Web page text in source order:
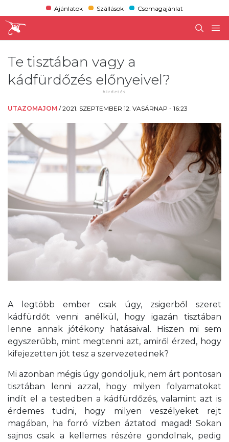
Ajánlatok Szállások Csomagajánlat
Te tisztában vagy a
kádfürdőzés előnyeivel?
UTAZOMAJOM /2021. SZEPTEMBER 12. VASÁRNAP - 16:23
A legtöbb ember csak úgy, zsigerből szeret
kádfürdőt venni anélkül, hogy igazán tisztában
lenne annak jótékony hatásaival. Hiszen mi sem
egyszerűbb, mint megtenni azt, amiről érzed, hogy
kifejezetten jót tesz a szervezetednek?
Mi azonban mégis úgy gondoljuk, nem árt pontosan
tisztában lenni azzal, hogy milyen folyamatokat
indít el a testedben a kádfürdőzés, valamint azt is
érdemes tudni, hogy milyen veszélyeket rejt
magában, ha forró vízben áztatod magad! Sokan
sajnos csak a kellemes részére gondolnak, pedig